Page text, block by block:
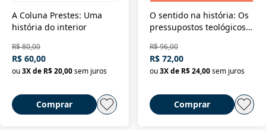
A Coluna Prestes: Uma
história do interior
R$ 80,00
R$ 60,00
ou3X de R$ 20,00sem juros
Comprar
O sentido na história: Os
pressupostos teológicos
R$ 96,00
R$ 72,00
ou 3X de R$ 24,00 sem juros
Comprar